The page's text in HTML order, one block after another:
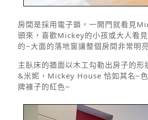
房間是採用電子鎖，一開門就看見
頭來，喜歡Mickey的小孩或大人看
的~大面的落地窗讓整個房間非常明
主臥床的牆面以木工勾勒出房子的形
&米妮，Mickey House 恰如其名~
牌褲子的紅色~